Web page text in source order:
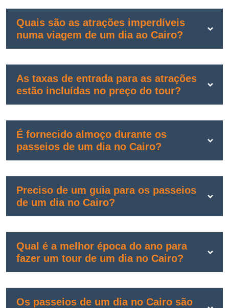
Quais são as atrações imperdíveis
numa viagem de um dia ao Cairo?
As taxas de entrada para as atrações
estão incluídas no preço do tour?
É fornecido almoço durante os
passeios de um dia no Cairo?
Preciso de um guia para os passeios
de um dia no Cairo?
Qual é a melhor época do ano para
fazer um tour de um dia no Cairo?
Os passeios de um dia no Cairo são